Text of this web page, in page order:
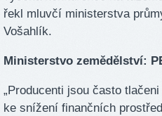
řekl mluvčí ministerstva
Vošahlík.
Ministerstvo zemědělství:
„Producenti jsou často
ke snížení finančních